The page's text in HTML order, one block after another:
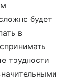
будет
в
трудности